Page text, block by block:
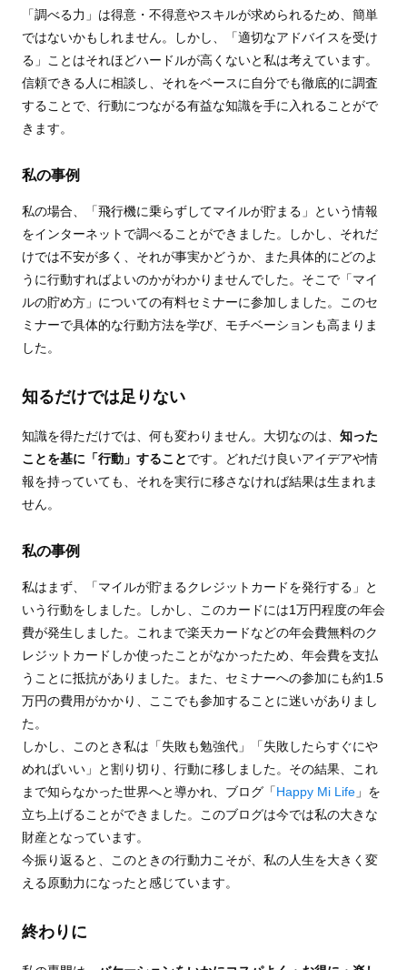
「調べる力」は得意・不得意やスキルが求められるため、簡単
ではないかもしれません。しかし、「適切なアドバイスを受け
る」ことはそれほどハードルが高くないと私は考えています。
信頼できる人に相談し、それをベースに自分でも徹底的に調査
することで、行動につながる有益な知識を手に入れることがで
きます。
私の事例
私の場合、「飛行機に乗らずしてマイルが貯まる」という情報
をインターネットで調べることができました。しかし、それだ
けでは不安が多く、それが事実かどうか、また具体的にどのよ
うに行動すればよいのかがわかりませんでした。そこで「マイ
ルの貯め方」についての有料セミナーに参加しました。このセ
ミナーで具体的な行動方法を学び、モチベーションも高まりま
した。
知るだけでは足りない
知識を得ただけでは、何も変わりません。大切なのは、 知った
ことを基に「行動」することです。どれだけ良いアイデアや情
報を持っていても、それを実行に移さなければ結果は生まれま
せん。
私の事例
私はまず、「マイルが貯まるクレジットカードを発行する」と
いう行動をしました。しかし、このカードには1万円程度の年会
費が発生しました。これまで楽天カードなどの年会費無料のク
レジットカードしか使ったことがなかったため、年会費を支払
うことに抵抗がありました。また、セミナーへの参加にも約1.5
万円の費用がかかり、ここでも参加することに迷いがありまし
た。
しかし、このとき私は「失敗も勉強代」「失敗したらすぐにや
めればいい」と割り切り、行動に移しました。その結果、これ
まで知らなかった世界へと導かれ、ブログ「Happy Mi Life」を
立ち上げることができました。このブログは今では私の大きな
財産となっています。
今振り返ると、このときの行動力こそが、私の人生を大きく変
える原動力になったと感じています。
終わりに